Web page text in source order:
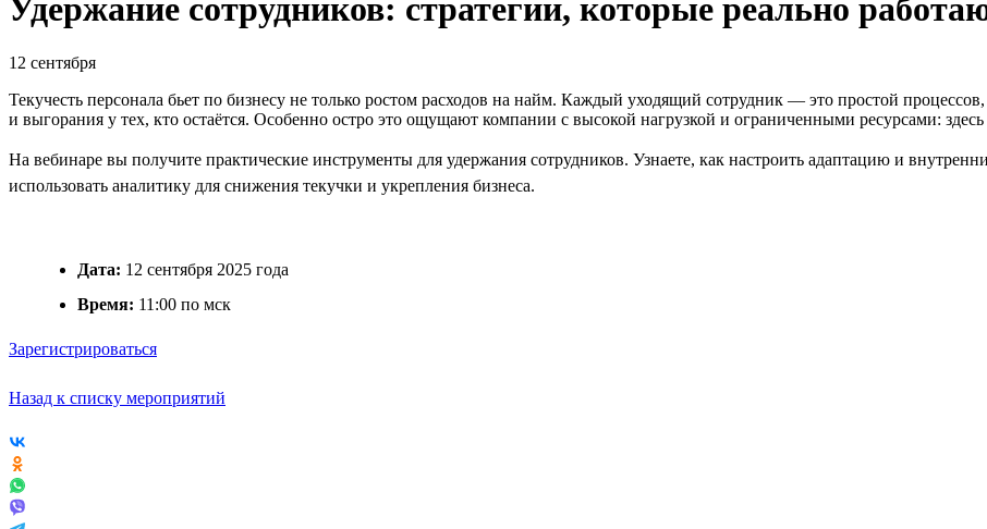
Удержание сотрудников: стратегии, которые реально
12 сентября
Текучесть персонала бьет по бизнесу не только ростом расходов на найм. Каждый уходящий сотрудник — это простой
и выгорания у тех, кто остаётся. Особенно остро это ощущают компании с высокой нагрузкой и ограниченными ресурсами:
На вебинаре вы получите практические инструменты для удержания сотрудников. Узнаете, как настроить адаптацию и
использовать аналитику для снижения текучки и укрепления бизнеса.
Дата: 12 сентября 2025 года
Время: 11:00 по мск
Зарегистрироваться
Назад к списку мероприятий